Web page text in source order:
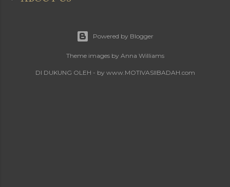
Powered by Blogger
Theme images by Anna Williams
DI DUKUNG OLEH - by www.MOTIVASIIBADAH.com